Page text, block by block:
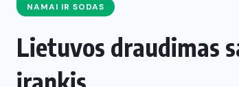
NAMAI IR SODAS
Lietuvos draudimas
įrankis